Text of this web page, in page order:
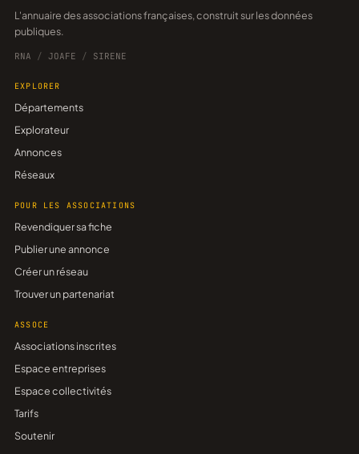
L'annuaire des associations françaises, construit sur les données
publiques.
RNA / JOAFE / SIRENE
EXPLORER
Départements
Explorateur
Annonces
Réseaux
POUR LES ASSOCIATIONS
Revendiquer sa fiche
Publier une annonce
Créer un réseau
Trouver un partenariat
ASSOCE
Associations inscrites
Espace entreprises
Espace collectivités
Tarifs
Soutenir